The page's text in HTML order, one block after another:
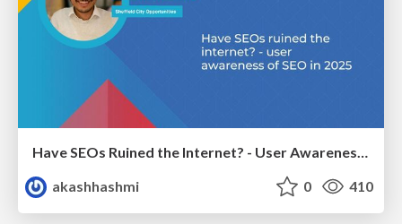
Have SEOs Ruined the Internet? - User Awareness of SEO in 2025
akashhashmi
0 410